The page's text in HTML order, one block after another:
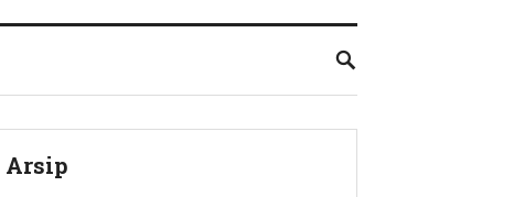
Arsip